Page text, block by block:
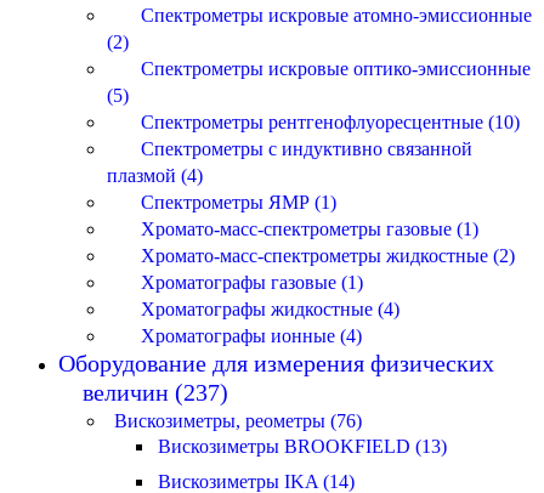
Спектрометры искровые атомно-эмиссионные
(2)
Спектрометры искровые оптико-эмиссионные
(5)
Спектрометры рентгенофлуоресцентные (10)
Спектрометры с индуктивно связанной
плазмой (4)
Спектрометры ЯМР (1)
Хромато-масс-спектрометры газовые (1)
Хромато-масс-спектрометры жидкостные (2)
Хроматографы газовые (1)
Хроматографы жидкостные (4)
Хроматографы ионные (4)
Оборудование для измерения физических
величин (237)
Вискозиметры, реометры (76)
Вискозиметры BROOKFIELD (13)
Вискозиметры IKA (14)